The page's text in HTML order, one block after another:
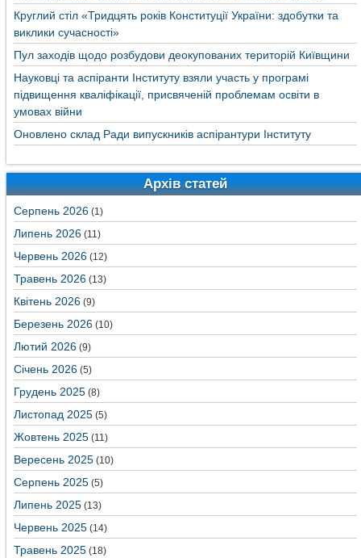
Круглий стіл «Тридцять років Конституції України: здобутки та
виклики сучасності»
Пул заходів щодо розбудови деокупованих територій Київщини
Науковці та аспіранти Інституту взяли участь у програмі
підвищення кваліфікації, присвяченій проблемам освіти в
умовах війни
Оновлено склад Ради випускників аспірантури Інституту
Архів статей
Серпень 2026 (1)
Липень 2026 (11)
Червень 2026 (12)
Травень 2026 (13)
Квітень 2026 (9)
Березень 2026 (10)
Лютий 2026 (9)
Січень 2026 (5)
Грудень 2025 (8)
Листопад 2025 (5)
Жовтень 2025 (11)
Вересень 2025 (10)
Серпень 2025 (5)
Липень 2025 (13)
Червень 2025 (14)
Травень 2025 (18)